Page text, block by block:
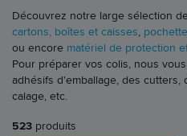
Découvrez notre large sélection
cartons, boîtes et caisses,
ou encore matériel de protection
Pour préparer vos colis, nous
adhésifs d'emballage, des
calage, etc.
523 produits